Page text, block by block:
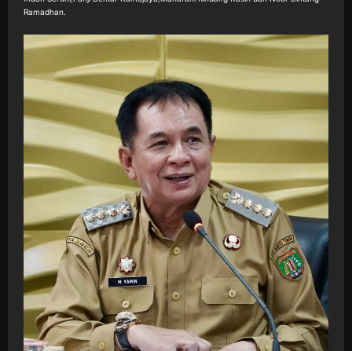
Ramadhan.